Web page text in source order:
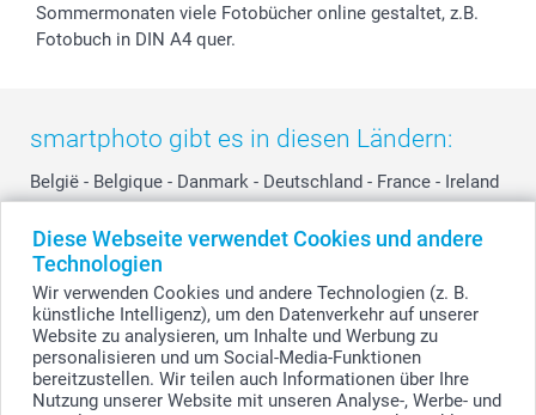
Diese Webseite verwendet Cookies und andere
Technologien
Wir verwenden Cookies und andere Technologien (z. B.
künstliche Intelligenz), um den Datenverkehr auf unserer
Website zu analysieren, um Inhalte und Werbung zu
personalisieren und um Social-Media-Funktionen
bereitzustellen. Wir teilen auch Informationen über Ihre
Nutzung unserer Website mit unseren Analyse-, Werbe- und
Sommermonaten viele Fotobücher online gestaltet, z.B.
Fotobuch in DIN A4 quer.
smartphoto gibt es in diesen Ländern:
België - Belgique - Danmark - Deutschland - France - Ireland
Switzerland - Suomi - Sverige - United Kingdom -
Other Countries
Alle Preise verstehen sich in Schweizer Franken (CHF) inkl. MwSt. und zzgl.
Versandkosten.